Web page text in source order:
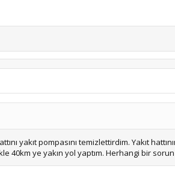
yakıt pompasını temizlettirdim. Yakıt
40km ye yakın yol yaptım. Herhangi bir sorun